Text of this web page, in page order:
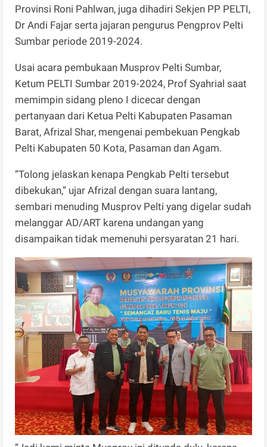
Provinsi Roni Pahlwan, juga dihadiri Sekjen PP PELTI,
Dr Andi Fajar serta jajaran pengurus Pengprov Pelti
Sumbar periode 2019-2024.
Usai acara pembukaan Musprov Pelti Sumbar,
Ketum PELTI Sumbar 2019-2024, Prof Syahrial saat
memimpin sidang pleno I dicecar dengan
pertanyaan dari Ketua Pelti Kabupaten Pasaman
Barat, Afrizal Shar, mengenai pembekuan Pengkab
Pelti Kabupaten 50 Kota, Pasaman dan Agam.
”Tolong jelaskan kenapa Pengkab Pelti tersebut
dibekukan,” ujar Afrizal dengan suara lantang,
sembari menuding Musprov Pelti yang digelar sudah
melanggar AD/ART karena undangan yang
disampaikan tidak memenuhi persyaratan 21 hari.